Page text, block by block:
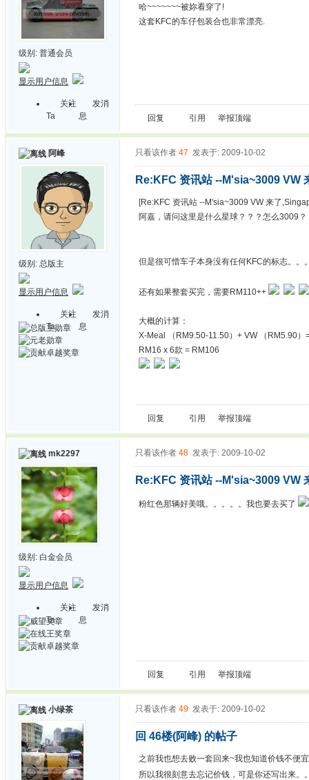
级别: 普通会员
显示用户信息
关注
Ta
发消
息
哈~~~~~~~被妳看穿了!
这套KFC的车仔包装合也非常漂亮.
回复 引用 举报顶端
阿峰
级别: 总版主
显示用户信息
关注
Ta
发消
息
只看该作者 47 发表于: 2009-10-02
Re:KFC 资讯站 --M'sia~3009 VW
[Re:KFC 资讯站 --M'sia~3009 VW 来了
阿嘉，请问这里是什么星球？？？怎么3009？
但是很可惜车子本身没有任何KFC的标志。。
还有如果整套买完，需要RM110++
大概的计算：
X-Meal （RM9.50-11.50）+ VW （RM5.90）
RM16 x 6款 = RM106
回复 引用 举报顶端
mk2297
级别: 白金会员
显示用户信息
关注
Ta
发消
息
只看该作者 48 发表于: 2009-10-02
Re:KFC 资讯站 --M'sia~3009 VW
粉红色那辆好美哦。。。。。我也要去买了
回复 引用 举报顶端
小绿茶 只看该作者 49 发表于: 2009-10-02
回 46楼(阿峰) 的帖子
之前我也想去败一套回来~我也知道价钱不便
所以我很刻意去忘记价钱，可是你还写出来。